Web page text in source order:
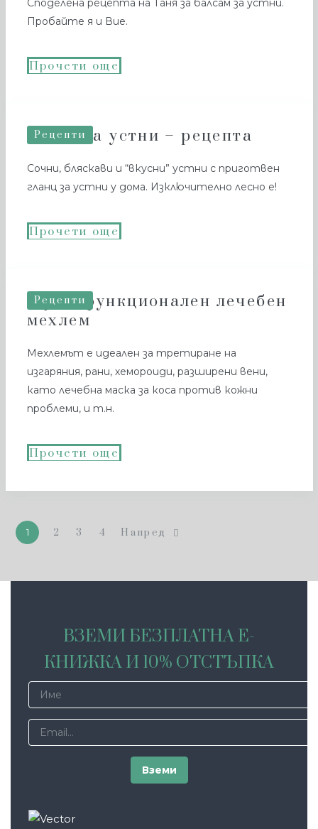
Пробайте я и Вие.
Прочети още
Рецепти
Гланц за устни – рецепта
Сочни, бляскави и “вкусни” устни с приготвен
гланц за устни у дома. Изключително лесно е!
Прочети още
Рецепти
Мултифункционален лечебен
мехлем
Мехлемът е идеален за третиране на
изгаряния, рани, хемороиди, разширени вени,
като лечебна маска за коса против кожни
проблеми, и т.н.
Прочети още
1 2 3 4 Напред
ВЗЕМИ БЕЗПЛАТНА Е-
КНИЖКА И 10% ОТСТЪПКА